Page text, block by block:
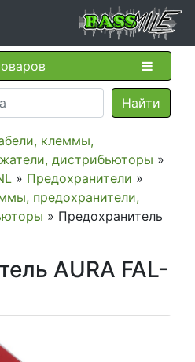
клеммы,
дистрибьюторы »
» Предохранители »
предохранители,
» Предохранитель
AURA FAL-